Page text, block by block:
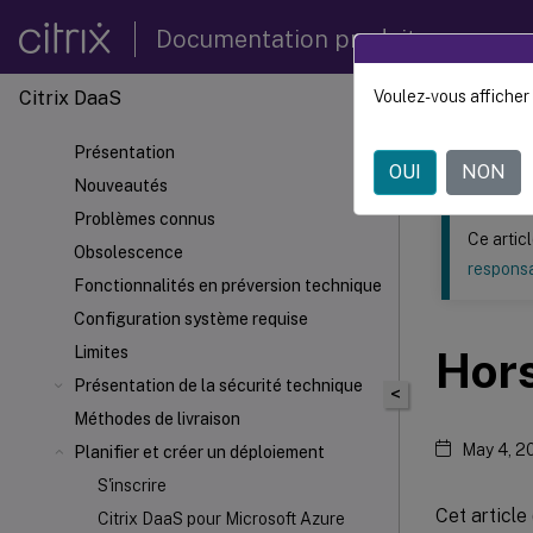
Documentation produit
Citrix DaaS
Présentation
Nouveautés
Problèmes connus
Obsolescence
Fonctionnalités en préversion technique
Configuration système requise
Limites
Présentation de la sécurité technique
Méthodes de livraison
Planifier et créer un déploiement
S'inscrire
Citrix DaaS pour Microsoft Azure
Ce contenu a
Citrix
<
Ce
May 4,
Cet article
Voulez-vous
OUI NON